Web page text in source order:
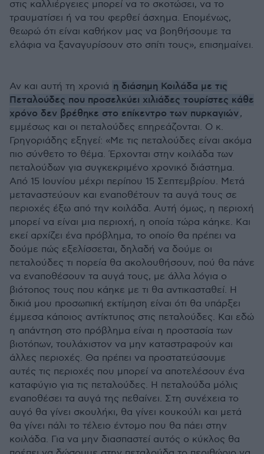
στις καλλιέργειες μπορεί να το σκοτώσει, να το
τραυματίσει ή να του φερθεί άσχημα. Επομένως,
θεωρώ ότι είναι καθήκον μας να βοηθήσουμε τα
ελάφια να ξαναγυρίσουν στο σπίτι τους», επισημαίνει.
Αν και αυτή τη χρονιά η διάσημη Κοιλάδα με τις
Πεταλούδες που προσελκύει χιλιάδες τουρίστες κάθε
χρόνο δεν βρέθηκε στο επίκεντρο των πυρκαγιών,
εμμέσως και οι πεταλούδες επηρεάζονται. Ο κ.
Γρηγοριάδης εξηγεί: «Με τις πεταλούδες είναι ακόμα
πιο σύνθετο το θέμα. Έρχονται στην κοιλάδα των
πεταλούδων για συγκεκριμένο χρονικό διάστημα.
Από 15 Ιουνίου μέχρι περίπου 15 Σεπτεμβρίου. Μετά
μεταναστεύουν και εναποθέτουν τα αυγά τους σε
περιοχές έξω από την κοιλάδα. Αυτή όμως, η περιοχή
μπορεί να είναι μια περιοχή, η οποία τώρα κάηκε. Και
εκεί αρχίζει ένα πρόβλημα, το οποίο θα πρέπει να
δούμε πώς εξελίσσεται, δηλαδή να δούμε οι
πεταλούδες τι πορεία θα ακολουθήσουν, πού θα πάνε
να εναποθέσουν τα αυγά τους, με άλλα λόγια ο
βιότοπος τους που κάηκε με τι θα αντικασταθεί. Η
δικιά μου προσωπική εκτίμηση είναι ότι θα υπάρξει
έμμεσα κάποιος αντίκτυπος στις πεταλούδες. Και εδώ
η απάντηση στο πρόβλημα είναι η προστασία των
βιοτόπων, τουλάχιστον να μην καταστραφούν και
άλλες περιοχές. Θα πρέπει να προστατεύσουμε
αυτές τις περιοχές που μπορεί να αποτελέσουν ένα
καταφύγιο για τις πεταλούδες. Η πεταλούδα μόλις
εναποθέσει τα αυγά της πεθαίνει. Στη συνέχεια το
αυγό θα γίνει σκουλήκι, θα γίνει κουκούλι και μετά
θα γίνει πάλι το τέλειο έντομο που θα πάει στην
κοιλάδα. Για να μην διασπαστεί αυτός ο κύκλος θα